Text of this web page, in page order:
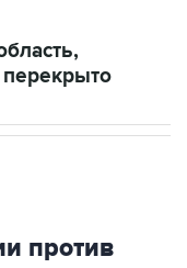
против